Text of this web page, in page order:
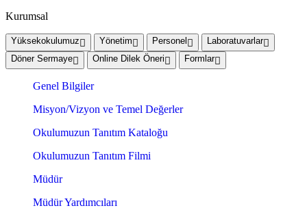
Kurumsal
Yüksekokulumuz Yönetim Personel
Laboratuvarlar
Döner Sermaye
Online Dilek Öneri Formlar
Genel Bilgiler
Misyon/Vizyon ve Temel Değerler
Okulumuzun Tanıtım Kataloğu
Okulumuzun Tanıtım Filmi
Müdür
Müdür Yardımcıları